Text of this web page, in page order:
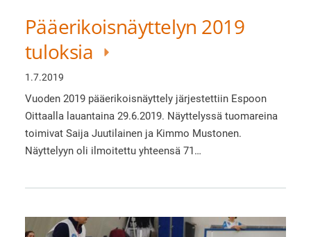
Pääerikoisnäyttelyn 2019
tuloksia
1.7.2019
Vuoden 2019 pääerikoisnäyttely järjestettiin Espoon
Oittaalla lauantaina 29.6.2019. Näyttelyssä tuomareina
toimivat Saija Juutilainen ja Kimmo Mustonen.
Näyttelyyn oli ilmoitettu yhteensä 71…